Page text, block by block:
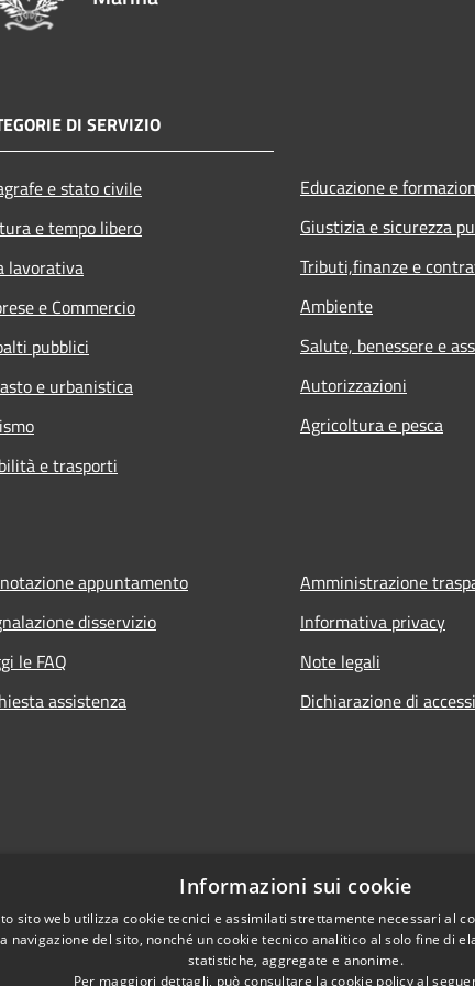
DI SERVIZIO
e stato civile
e tempo libero
lavorativa
e Commercio
pubblici
e urbanistica
e trasporti
Educazione e
Giustizia e sicurezza
Tributi,finanze e
Ambiente
Salute, benessere e
Autorizzazioni
Agricoltura e pesca
appuntamento
disservizio
le FAQ
assistenza
Amministrazione
Informativa privacy
Note legali
Dichiarazione di
Informazioni sui cookie
sito web utilizza cookie tecnici e assimilati strettamente necessari al
navigazione del sito, nonché un cookie tecnico analitico al solo fine di
statistiche, aggregate e anonime.
Per maggiori dettagli, può consultare la cookie policy al